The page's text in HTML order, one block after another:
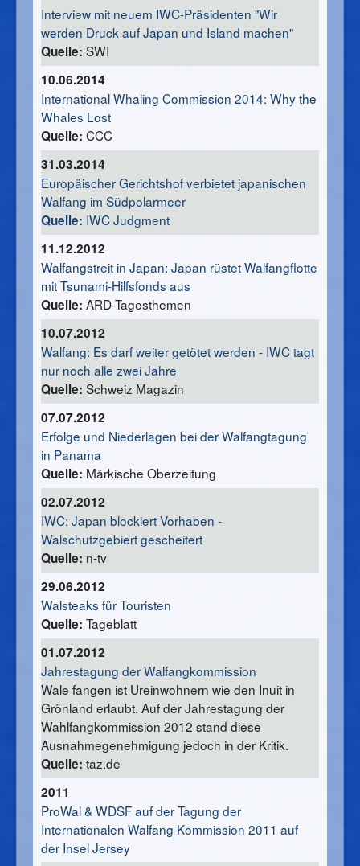
Interview mit neuem IWC-Präsidenten "Wir
werden Druck auf Japan und Island machen"
Quelle: SWI
10.06.2014
International Whaling Commission 2014: Why the
Whales Lost
Quelle: CCC
31.03.2014
Europäischer Gerichtshof verbietet japanischen
Walfang im Südpolarmeer
Quelle: IWC Judgment
11.12.2012
Walfangstreit in Japan: Japan rüstet Walfangflotte
mit Tsunami-Hilfsfonds aus
Quelle: ARD-Tagesthemen
10.07.2012
Walfang: Es darf weiter getötet werden - IWC tagt
nur noch alle zwei Jahre
Quelle: Schweiz Magazin
07.07.2012
Erfolge und Niederlagen bei der Walfangtagung
in Panama
Quelle: Märkische Oberzeitung
02.07.2012
IWC: Japan blockiert Vorhaben -
Walschutzgebiert gescheitert
Quelle: n-tv
29.06.2012
Walsteaks für Touristen
Quelle: Tageblatt
01.07.2012
Jahrestagung der Walfangkommission
Wale fangen ist Ureinwohnern wie den Inuit in
Grönland erlaubt. Auf der Jahrestagung der
Wahlfangkommission 2012 stand diese
Ausnahmegenehmigung jedoch in der Kritik.
Quelle: taz.de
2011
ProWal & WDSF auf der Tagung der
Internationalen Walfang Kommission 2011 auf
der Insel Jersey